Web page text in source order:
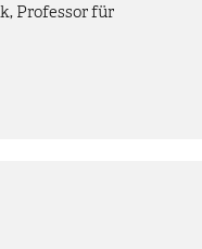
Professor für